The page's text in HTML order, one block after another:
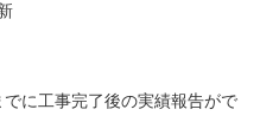
に工事完了後の実績報告がで